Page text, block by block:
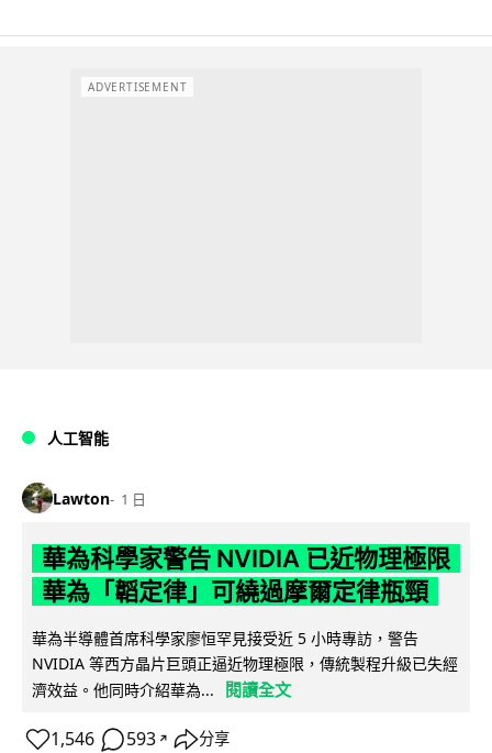
ADVERTISEMENT
人工智能
Lawton 1 日
華為科學家警告 NVIDIA 已近物理極限
華為「韜定律」可繞過摩爾定律瓶頸
華為半導體首席科學家廖恒罕見接受近 5 小時專訪，警告
NVIDIA 等西方晶片巨頭正逼近物理極限，傳統製程升級已失經
濟效益。他同時介紹華為...
閱讀全文
1,546 593 ↗ 分享